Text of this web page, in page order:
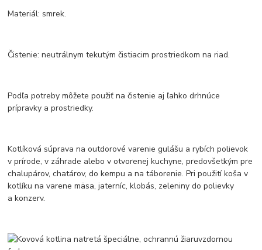
Materiál: smrek.
Čistenie: neutrálnym tekutým čistiacim prostriedkom na riad.
Podľa potreby môžete použiť na čistenie aj ľahko drhnúce
prípravky a prostriedky.
Kotlíková súprava na outdorové varenie gulášu a rybích polievok
v prírode, v záhrade alebo v otvorenej kuchyne, predovšetkým pre
chalupárov, chatárov, do kempu a na táborenie. Pri použití koša v
kotlíku na varene mäsa, jaterníc, klobás, zeleniny do polievky
a konzerv.